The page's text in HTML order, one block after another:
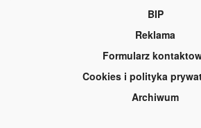
BIP
Reklama
Formularz
Cookies i polityka
Archiwum